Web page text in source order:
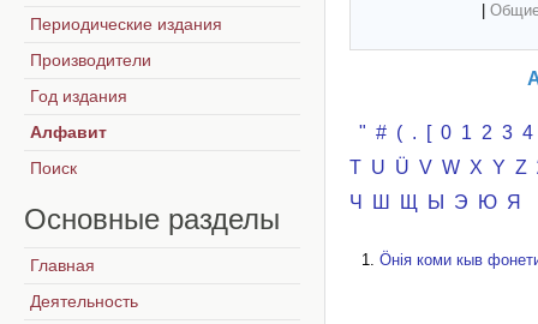
" # ( . [ 0 1 2 3 4
T U Ü V W X Y Z
Ч
Ш Щ Ы Э Ю Я
Öнія коми кыв
Периодические издания
Производители
Год издания
Алфавит
Поиск
Основные разделы
Главная
Деятельность